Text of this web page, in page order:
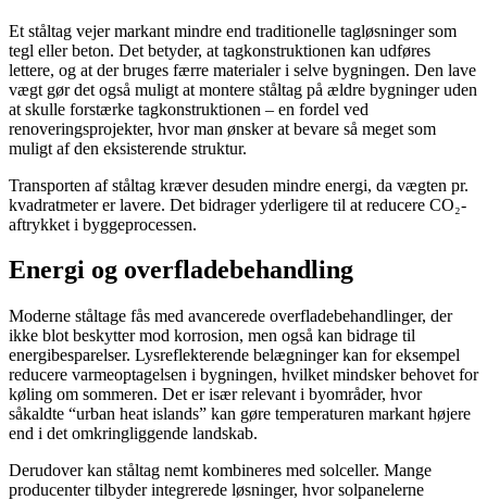
Et ståltag vejer markant mindre end traditionelle tagløsninger som
tegl eller beton. Det betyder, at tagkonstruktionen kan udføres
lettere, og at der bruges færre materialer i selve bygningen. Den lave
vægt gør det også muligt at montere ståltag på ældre bygninger uden
at skulle forstærke tagkonstruktionen – en fordel ved
renoveringsprojekter, hvor man ønsker at bevare så meget som
muligt af den eksisterende struktur.
Transporten af ståltag kræver desuden mindre energi, da vægten pr.
kvadratmeter er lavere. Det bidrager yderligere til at reducere CO₂-
aftrykket i byggeprocessen.
Energi og overfladebehandling
Moderne ståltage fås med avancerede overfladebehandlinger, der
ikke blot beskytter mod korrosion, men også kan bidrage til
energibesparelser. Lysreflekterende belægninger kan for eksempel
reducere varmeoptagelsen i bygningen, hvilket mindsker behovet for
køling om sommeren. Det er især relevant i byområder, hvor
såkaldte “urban heat islands” kan gøre temperaturen markant højere
end i det omkringliggende landskab.
Derudover kan ståltag nemt kombineres med solceller. Mange
producenter tilbyder integrerede løsninger, hvor solpanelerne